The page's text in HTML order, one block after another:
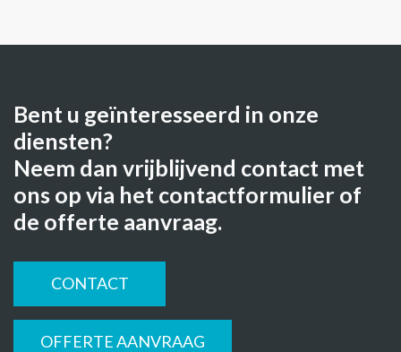
Bent u geïnteresseerd in onze
diensten?
Neem dan vrijblijvend contact met
ons op via het contactformulier of
de offerte aanvraag.
CONTACT
OFFERTE AANVRAAG